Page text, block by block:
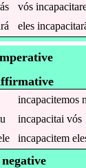
vós
eles
incapacitemos
incapacitai vós
incapacitem
negative